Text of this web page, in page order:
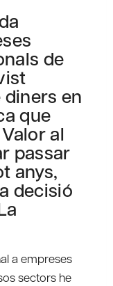
de
en
que
al
passar
anys,
decisió
a empreses
sectors he